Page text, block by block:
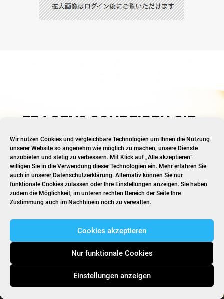
Wir nutzen Cookies und vergleichbare Technologien um Ihnen die Nutzung
unserer Website so angenehm wie möglich zu machen, unsere Dienste
anzubieten und stetig zu verbessern. Mit Klick auf „Alle akzeptieren“
willigen Sie in die Verwendung dieser Technologien ein. Mehr erfahren Sie
auch in unserer Datenschutzerklärung. Alternativ können Sie nur
funktionale Cookies zulassen oder Ihre Einstellungen anzeigen. Sie haben
zudem die Möglichkeit, im unteren rechten Bereich der Seite Ihre
Zustimmung auch im Nachhinein noch zu verwalten.
Cookies akzeptieren
Nur funktionale Cookies
Einstellungen anzeigen
FRAGEN? SCHREIBEN SIE
UNS!
redaktion@beckerbredel.de